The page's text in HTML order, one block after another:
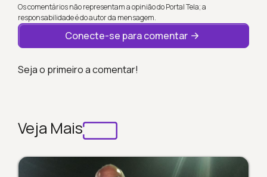
Os comentários não representam a opinião do Portal Tela; a
responsabilidade é do autor da mensagem.
Conecte-se para comentar
Seja o primeiro a comentar!
Veja Mais